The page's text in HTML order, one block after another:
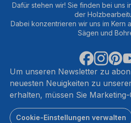
Dafür stehen wir! Sie finden bei uns
der
Dabei konzentrieren wir uns im Kern
Sägen und
Um unseren Newsletter zu
neuesten Neuigkeiten zu
erhalten, müssen Sie
Cookie-Einstellungen verwalten